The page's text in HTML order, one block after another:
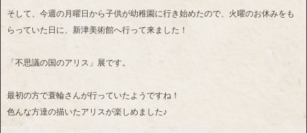
そして、今週の月曜日から子供が幼稚園に行き始めたので、火曜のお休みをも
らっていた日に、新津美術館へ行って来ました！
「不思議の国のアリス」展です。
最初の方で蓑輪さんが行っていたようですね！
色んな方達の描いたアリスが楽しめました♪